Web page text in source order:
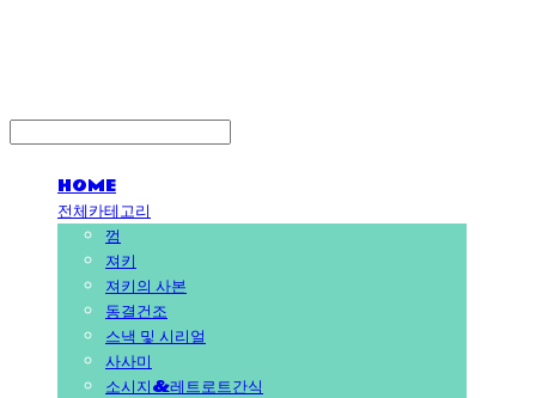
HOME
전체카테고리
껌
져키
져키의 사본
동결건조
스낵 및 시리얼
사사미
소시지&레트로트간식